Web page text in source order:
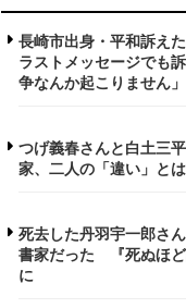
長崎市出身・平和訴え
ラストメッセージでも
争なんか起こりません」
つげ義春さんと白土三
家、二人の「違い」とは
死去した丹羽宇一郎さ
書家だった 『死ぬほ
に